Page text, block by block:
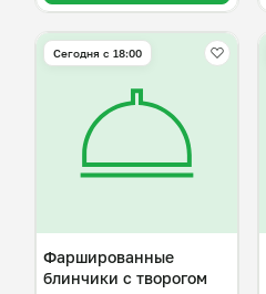
Сегодня с 18:00
Фаршированные
блинчики с творогом